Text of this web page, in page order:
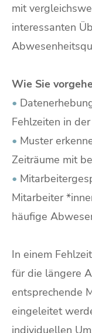
mit
interessanten
Wie Sie
•
Fehlzeiten in
• Muster
Zeiträume mit
•
Mitarbeiter
häufige
In einem
für die längere
entsprechende
eingeleitet
individuellen